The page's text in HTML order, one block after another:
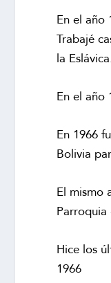
En el año
Trabajé
la
En el año
En 1966
Bolivia
El mismo
Parroquia
Hice los
1966